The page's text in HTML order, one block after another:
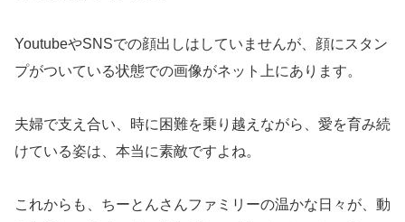
YoutubeやSNSでの顔出しはしていませんが、顔にスタン
プがついている状態での画像がネット上にあります。
夫婦で支え合い、時に困難を乗り越えながら、愛を育み続
けている姿は、本当に素敵ですよね。
これからも、ちーとんさんファミリーの温かな日々が、動